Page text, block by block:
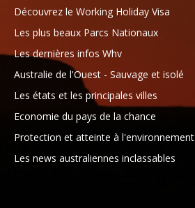
Découvrez le Working Holiday Visa
Les plus beaux Parcs Nationaux
Les dernières infos Whv
Australie de l'Ouest - Sauvage et isolé
Les états et les principales villes
Economie du pays de la chance
Protection et atteinte à l'environnement
Les news australiennes inclassables